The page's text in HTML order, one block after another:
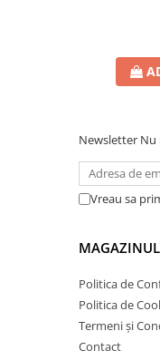
Newsletter Nu
Vreau sa
Politica de
Politica de
Termeni și
Contact